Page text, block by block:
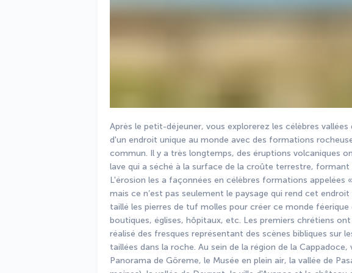
Après le petit-déjeuner, vous explorerez les célèbres vallées
d'un endroit unique au monde avec des formations
commun. Il y a très longtemps, des éruptions volcaniques
lave qui a séché à la surface de la croûte terrestre,
L'érosion les a façonnées en célèbres formations appelées
mais ce n’est pas seulement le paysage qui rend cet
taillé les pierres de tuf molles pour créer ce monde féerique
boutiques, églises, hôpitaux, etc. Les premiers chrétiens
réalisé des fresques représentant des scènes bibliques sur
taillées dans la roche. Au sein de la région de la Cappadoce,
Panorama de Göreme, le Musée en plein air, la vallée de